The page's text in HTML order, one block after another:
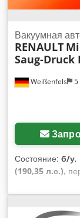
Weißenfels 5
Вакуумная
RENAULT
Saug-
Состояние: б/у,
(190,35 л.с.),
цвет:белый,
выбросов:Евро 4